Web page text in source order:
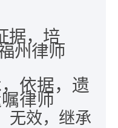
据，培
州律师
依据，遗
律师
无效，继承